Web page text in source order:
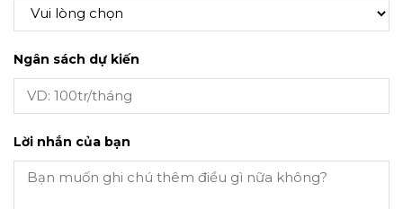
Ngân sách dự kiến
Lời nhắn của bạn